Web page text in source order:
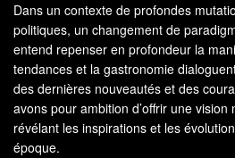
Dans un contexte de profondes
politiques, un changement de
entend repenser en profondeur la
tendances et la gastronomie
des dernières nouveautés et des
avons pour ambition d’offrir une vision
révélant les inspirations et les
époque.